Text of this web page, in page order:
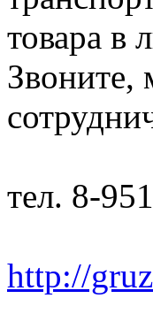
товара в
Звоните,
тел. 8-
http://